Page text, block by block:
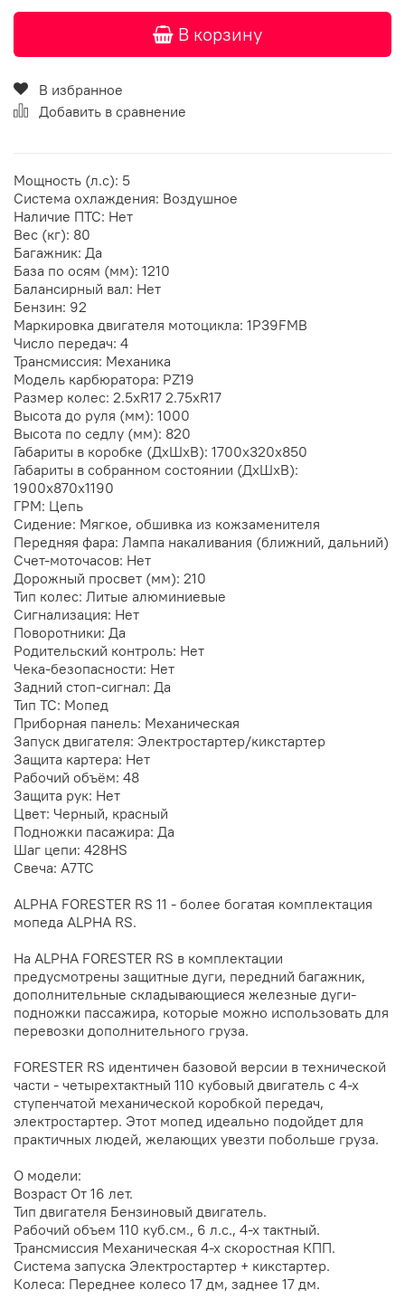
В корзину
В избранное
Добавить в сравнение
Мощность (л.с): 5
Система охлаждения: Воздушное
Наличие ПТС: Нет
Вес (кг): 80
Багажник: Да
База по осям (мм): 1210
Балансирный вал: Нет
Бензин: 92
Маркировка двигателя мотоцикла: 1P39FMB
Число передач: 4
Трансмиссия: Механика
Модель карбюратора: PZ19
Размер колес: 2.5хR17 2.75хR17
Высота до руля (мм): 1000
Высота по седлу (мм): 820
Габариты в коробке (ДхШхВ): 1700x320x850
Габариты в собранном состоянии (ДхШхВ):
1900х870х1190
ГРМ: Цепь
Сидение: Мягкое, обшивка из кожзаменителя
Передняя фара: Лампа накаливания (ближний, дальний)
Счет-моточасов: Нет
Дорожный просвет (мм): 210
Тип колес: Литые алюминиевые
Сигнализация: Нет
Поворотники: Да
Родительский контроль: Нет
Чека-безопасности: Нет
Задний стоп-сигнал: Да
Тип ТС: Мопед
Приборная панель: Механическая
Запуск двигателя: Электростартер/кикстартер
Защита картера: Нет
Рабочий объём: 48
Защита рук: Нет
Цвет: Черный, красный
Подножки пасажира: Да
Шаг цепи: 428HS
Свеча: A7TC
ALPHA FORESTER RS 11 - более богатая комплектация
мопеда ALPHA RS.
На ALPHA FORESTER RS в комплектации
предусмотрены защитные дуги, передний багажник,
дополнительные складывающиеся железные дуги-
подножки пассажира, которые можно использовать для
перевозки дополнительного груза.
FORESTER RS идентичен базовой версии в технической
части - четырехтактный 110 кубовый двигатель с 4-х
ступенчатой механической коробкой передач,
электростартер. Этот мопед идеально подойдет для
практичных людей, желающих увезти побольше груза.
О модели:
Возраст От 16 лет.
Тип двигателя Бензиновый двигатель.
Рабочий объем 110 куб.см., 6 л.с., 4-х тактный.
Трансмиссия Механическая 4-х скоростная КПП.
Система запуска Электростартер + кикстартер.
Колеса: Переднее колесо 17 дм, заднее 17 дм.